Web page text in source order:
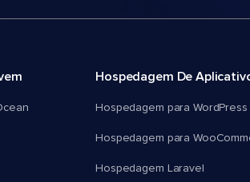
Hospedagem De
Hospedagem para WordPress
Hospedagem para
Hospedagem Laravel